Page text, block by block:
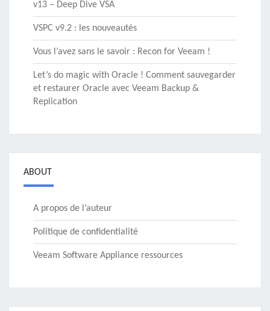
v13 – Deep Dive VSA
VSPC v9.2 : les nouveautés
Vous l’avez sans le savoir : Recon for Veeam !
Let’s do magic with Oracle ! Comment sauvegarder
et restaurer Oracle avec Veeam Backup &
Replication
ABOUT
A propos de l’auteur
Politique de confidentialité
Veeam Software Appliance ressources